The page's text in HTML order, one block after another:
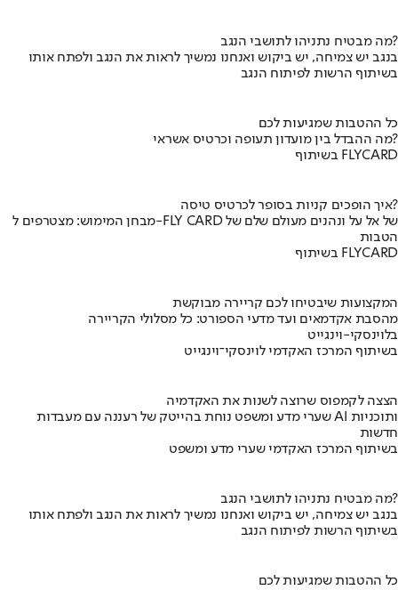
מה מבטיח נתניהו לתושבי הנגב?
בנגב יש צמיחה, יש ביקוש ואנחנו נמשיך לראות את הנגב ולפתח אותו
בשיתוף הרשות לפיתוח הנגב
כל ההטבות שמגיעות לכם
מה ההבדל בין מועדון תעופה וכרטיס אשראי?
בשיתוף FLYCARD
איך הופכים קניות בסופר לכרטיס טיסה?
מבחן המימוש: מצטרפים ל-FLY CARD של אל על ונהנים מעולם שלם של
הטבות
בשיתוף FLYCARD
המקצועות שיבטיחו לכם קריירה מבוקשת
מהסבת אקדמאים ועד מדעי הספורט: כל מסלולי הקריירה
בלוינסקי-וינגייט
בשיתוף המרכז האקדמי לוינסקי־וינגייט
הצצה לקמפוס שרוצה לשנות את האקדמיה
שערי מדע ומשפט נוחת בהייטק של רעננה עם מעבדות AI ותוכניות
חדשות
בשיתוף המרכז האקדמי שערי מדע ומשפט
מה מבטיח נתניהו לתושבי הנגב?
בנגב יש צמיחה, יש ביקוש ואנחנו נמשיך לראות את הנגב ולפתח אותו
בשיתוף הרשות לפיתוח הנגב
כל ההטבות שמגיעות לכם